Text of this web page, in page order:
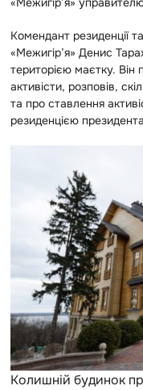
Комендант резиденції
«Межигір’я» Денис
територією маєтку. Він
активісти, розповів,
та про ставлення
резиденцією
Колишній будинок